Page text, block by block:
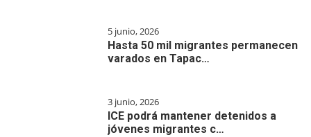
5 junio, 2026
Hasta 50 mil migrantes permanecen
varados en Tapac…
3 junio, 2026
ICE podrá mantener detenidos a
jóvenes migrantes c…